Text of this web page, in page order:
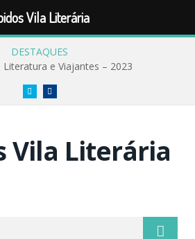
DESTAQUES
Literatura e Viajantes – 2023
Twitter
Vila Literária